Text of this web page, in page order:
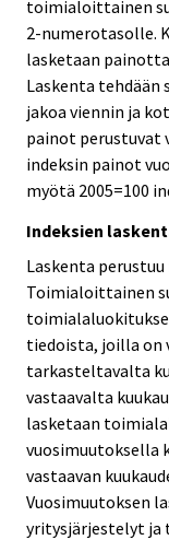
toimialoittainen
2-numerotasolle.
lasketaan
Laskenta tehdään
jakoa viennin ja
painot perustuvat
indeksin painot
myötä 2005=100
Indeksien
Laskenta
Toimialoittainen
tiedoista, joilla on
tarkasteltavalta
vastaavalta
lasketaan
vuosimuutoksella
vastaavan
Vuosimuutoksen
yritysjärjestelyt ja